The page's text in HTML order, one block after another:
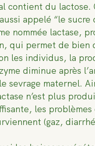
contient du lactose.
appelé “le sucre
nommée lactase,
qui permet de bien
les individus, la
diminue après
sevrage maternel.
n’est plus
les problèmes
(gaz,